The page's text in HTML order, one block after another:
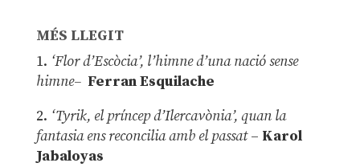
MÉS LLEGIT
1. ‘Flor d’Escòcia’, l’himne d’una nació sense
himne– Ferran Esquilache
2. ‘Tyrik, el príncep d’Ilercavònia’, quan la
fantasia ens reconcilia amb el passat– Karol
Jabaloyas